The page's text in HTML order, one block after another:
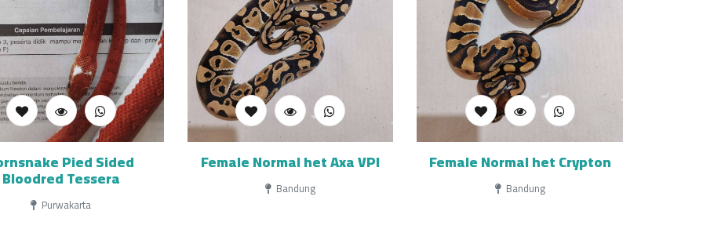
Pied Sided
Bloodred Tessera
Purwakarta
Female Normal het Axa VPI
Bandung
Female Normal het Crypton
Bandung